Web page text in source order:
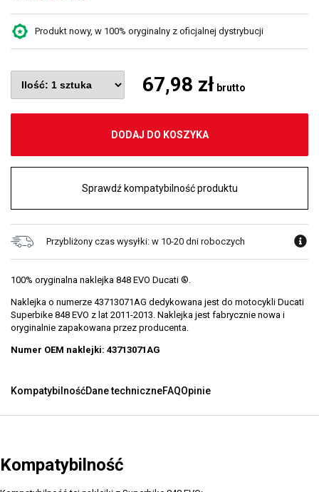
Produkt nowy, w 100% oryginalny z oficjalnej dystrybucji
67,98 zł brutto
DODAJ DO KOSZYKA
Sprawdź kompatybilność produktu
Przybliżony czas wysyłki: w 10-20 dni roboczych
100% oryginalna naklejka 848 EVO Ducati ®.
Naklejka o numerze 43713071AG dedykowana jest do motocykli Ducati
Superbike 848 EVO z lat 2011-2013. Naklejka jest fabrycznie nowa i
oryginalnie zapakowana przez producenta.
Numer OEM naklejki: 43713071AG
KompatybilnośćDane techniczneFAQOpinie
Kompatybilność